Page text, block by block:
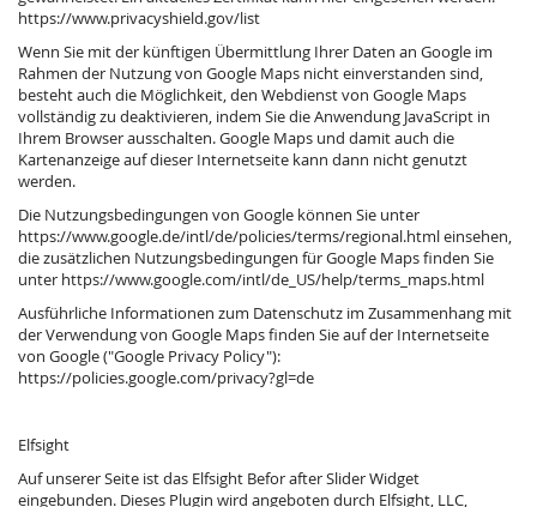
https://www.privacyshield.gov/list
Wenn Sie mit der künftigen Übermittlung Ihrer Daten an Google im
Rahmen der Nutzung von Google Maps nicht einverstanden sind,
besteht auch die Möglichkeit, den Webdienst von Google Maps
vollständig zu deaktivieren, indem Sie die Anwendung JavaScript in
Ihrem Browser ausschalten. Google Maps und damit auch die
Kartenanzeige auf dieser Internetseite kann dann nicht genutzt
werden.
Die Nutzungsbedingungen von Google können Sie unter
https://www.google.de/intl/de/policies/terms/regional.htmleinsehen,
die zusätzlichen Nutzungsbedingungen für Google Maps finden Sie
unter https://www.google.com/intl/de_US/help/terms_maps.html
Ausführliche Informationen zum Datenschutz im Zusammenhang mit
der Verwendung von Google Maps finden Sie auf der Internetseite
von Google ("Google Privacy Policy"):
https://policies.google.com/privacy?gl=de
Elfsight
Auf unserer Seite ist das Elfsight Befor after Slider Widget
eingebunden. Dieses Plugin wird angeboten durch Elfsight, LLC,